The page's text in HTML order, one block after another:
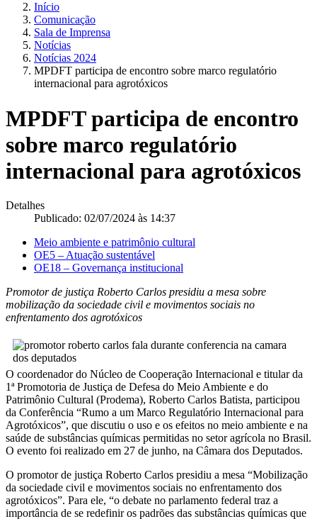
Início
Comunicação
Sala de Imprensa
Notícias
Notícias 2024
MPDFT participa de encontro sobre marco regulatório
internacional para agrotóxicos
MPDFT participa de encontro
sobre marco regulatório
internacional para agrotóxicos
Detalhes
Publicado: 02/07/2024 às 14:37
Meio ambiente e patrimônio cultural
OE5 – Atuação sustentável
OE18 – Governança institucional
Promotor de justiça Roberto Carlos presidiu a mesa sobre
mobilização da sociedade civil e movimentos sociais no
enfrentamento dos agrotóxicos
O coordenador do Núcleo de Cooperação Internacional e titular da
1ª Promotoria de Justiça de Defesa do Meio Ambiente e do
Patrimônio Cultural (Prodema), Roberto Carlos Batista, participou
da Conferência “Rumo a um Marco Regulatório Internacional para
Agrotóxicos”, que discutiu o uso e os efeitos no meio ambiente e na
saúde de substâncias químicas permitidas no setor agrícola no Brasil.
O evento foi realizado em 27 de junho, na Câmara dos Deputados.
O promotor de justiça Roberto Carlos presidiu a mesa “Mobilização
da sociedade civil e movimentos sociais no enfrentamento dos
agrotóxicos”. Para ele, “o debate no parlamento federal traz a
importância de se redefinir os padrões das substâncias químicas que